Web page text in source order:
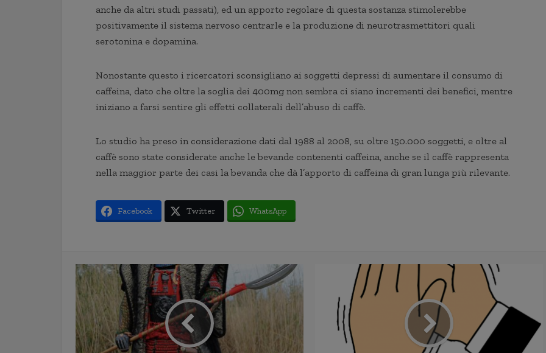
anche da altri studi passati), ed un apporto regolare di questa sostanza stimolerebbe
positivamente il sistema nervoso centrarle e la produzione di neurotrasmettitori quali
serotonina e dopamina.
Nonostante questo i ricercatori sconsigliano ai soggetti depressi di aumentare il consumo di
caffeina, dato che oltre la soglia dei 400mg non sembra ci siano incrementi dei benefici, mentre
iniziano a farsi sentire gli effetti collaterali dell’abuso di caffè.
Lo studio ha preso in considerazione dati dal 1988 al 2008, su oltre 150.000 soggetti, e oltre al
caffè sono state considerate anche le bevande contenenti caffeina, anche se il caffè rappresenta
nella maggior parte dei casi la bevanda che dà l’apporto di caffeina di gran lunga più rilevante.
Facebook Twitter WhatsApp